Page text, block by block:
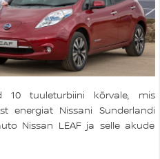
10 tuuleturbiini kõrvale, mis
energiat Nissani Sunderlandi
Nissan LEAF ja selle akude